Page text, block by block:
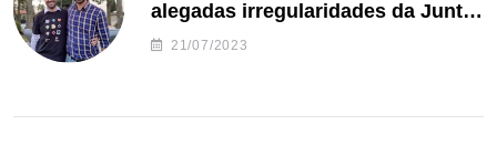
alegadas irregularidades da Junta
de Freguesia S. João de Ver
21/07/2023